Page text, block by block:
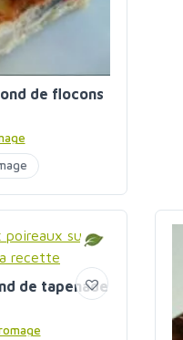
de flocons
de tapenade